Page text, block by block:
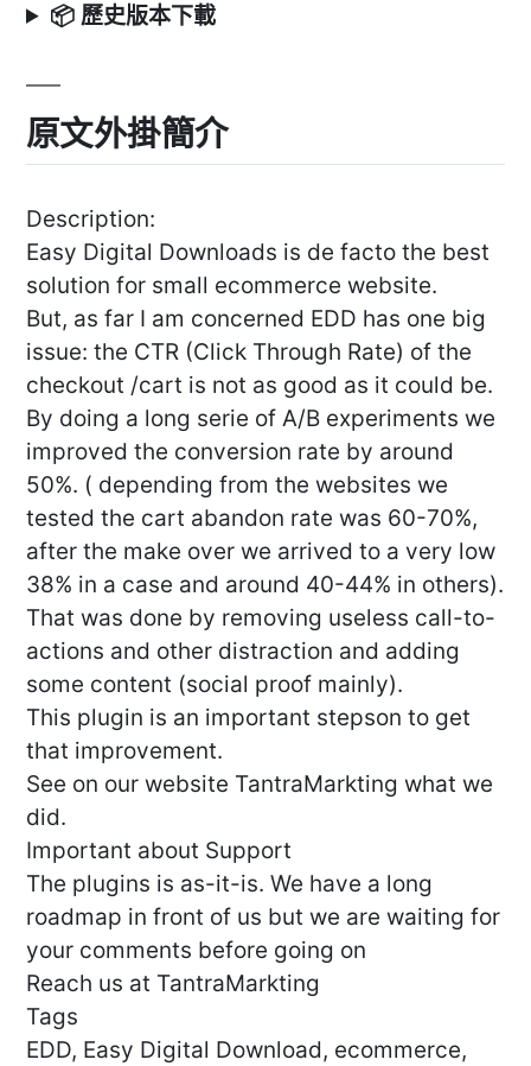
📦 歷史版本下載
原文外掛簡介
Description:
Easy Digital Downloads is de facto the best
solution for small ecommerce website.
But, as far I am concerned EDD has one big
issue: the CTR (Click Through Rate) of the
checkout /cart is not as good as it could be.
By doing a long serie of A/B experiments we
improved the conversion rate by around
50%. ( depending from the websites we
tested the cart abandon rate was 60-70%,
after the make over we arrived to a very low
38% in a case and around 40-44% in others).
That was done by removing useless call-to-
actions and other distraction and adding
some content (social proof mainly).
This plugin is an important stepson to get
that improvement.
See on our website TantraMarkting what we
did.
Important about Support
The plugins is as-it-is. We have a long
roadmap in front of us but we are waiting for
your comments before going on
Reach us at TantraMarkting
Tags
EDD, Easy Digital Download, ecommerce,